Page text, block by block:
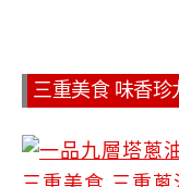
三重美食 味香